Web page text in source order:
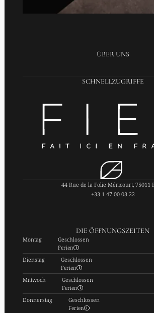
ÜBER UNS
SCHNELLZUGRIFFE
44 Rue de la Folie Méricourt, 75011
+33 1 47 00 03 22
DIE ÖFFNUNGSZEITEN
Montag Geschlossen
Ferien
Dienstag Geschlossen
Ferien
Mittwoch Geschlossen
Ferien
Donnerstag Geschlossen
Ferien